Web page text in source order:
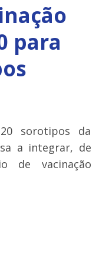
para
sorotipos da
a integrar, de
de vacinação